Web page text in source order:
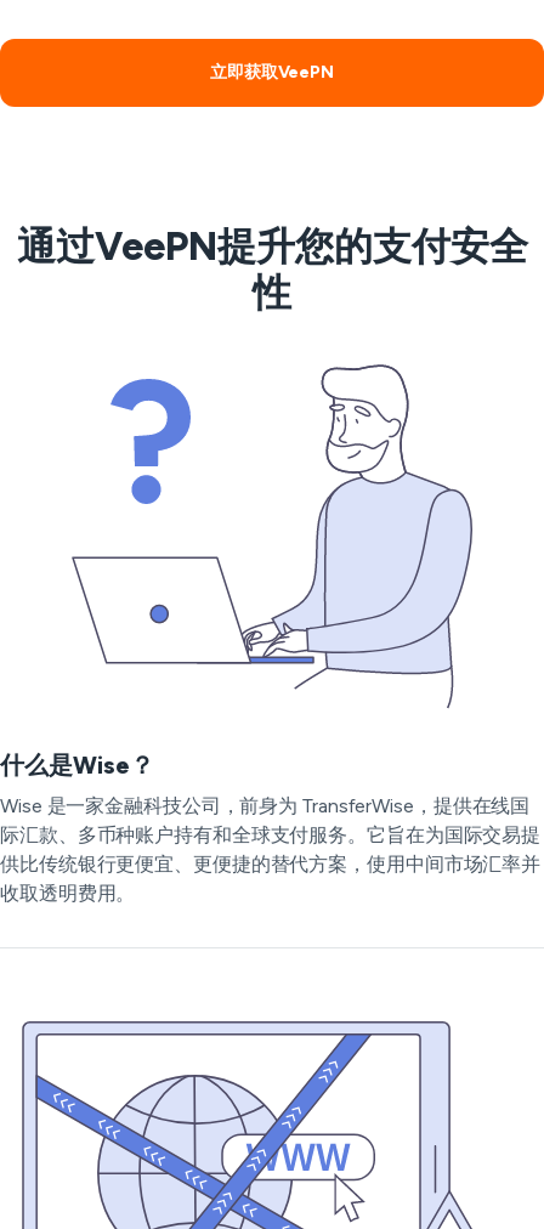
立即获取VeePN
通过VeePN提升您的支付安全
性
什么是Wise？
Wise 是一家金融科技公司，前身为 TransferWise，提供在线国
际汇款、多币种账户持有和全球支付服务。它旨在为国际交易提
供比传统银行更便宜、更便捷的替代方案，使用中间市场汇率并
收取透明费用。